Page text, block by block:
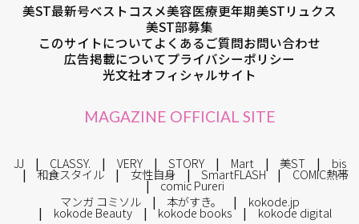
美ST最新号ベストコスメ美容医療更年期美STリュクス
美ST部募集
このサイトについてよくあるご質問お問い合わせ
広告掲載についてプライバシーポリシー
光文社オフィシャルサイト
MAGAZINE OFFICIAL SITE
JJ CLASSY. VERY STORY Mart 美ST bis
和食スタイル 女性自身 SmartFLASH COMIC熱帯
comic Pureri
マンガ コミソル
本がすき。 kokode.jp
kokode Beauty kokode books kokode digital